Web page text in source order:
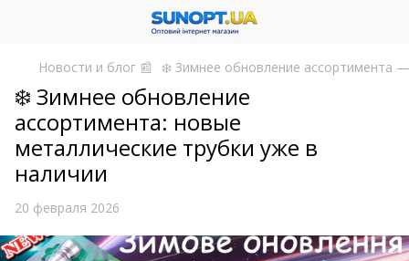
Новости и блог 📰 ❄️ Зимнее обновление ассортимента
❄️ Зимнее обновление
ассортимента: новые
металлические трубки уже в
наличии
20 февраля 2026